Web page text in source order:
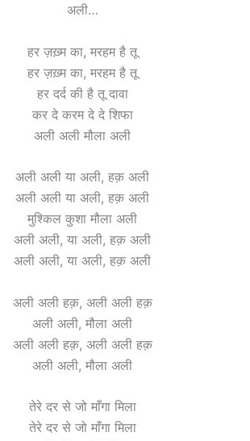
अली…
हर ज़ख़्म का, मरहम है तू
हर ज़ख़्म का, मरहम है तू
हर दर्द की है तू दावा
कर दे करम दे दे शिफा
अली अली मौला अली
अली अली या अली, हक़ अली
अली अली या अली, हक़ अली
मुश्किल कुशा मौला अली
अली अली, या अली, हक़ अली
अली अली, या अली, हक़ अली
अली अली हक़, अली अली हक़
अली अली, मौला अली
अली अली हक़, अली अली हक़
अली अली, मौला अली
तेरे दर से जो माँगा मिला
तेरे दर से जो माँगा मिला